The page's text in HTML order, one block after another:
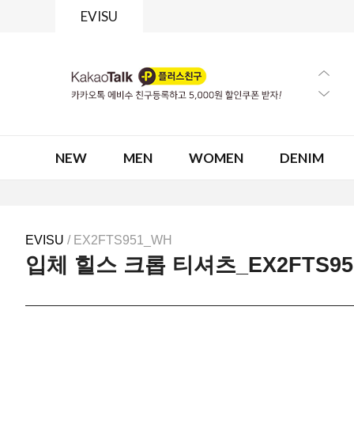
EVISU
NEW MEN WOMEN DENIM
EVISU / EX2FTS951_WH
입체 힐스 크롭 티셔츠